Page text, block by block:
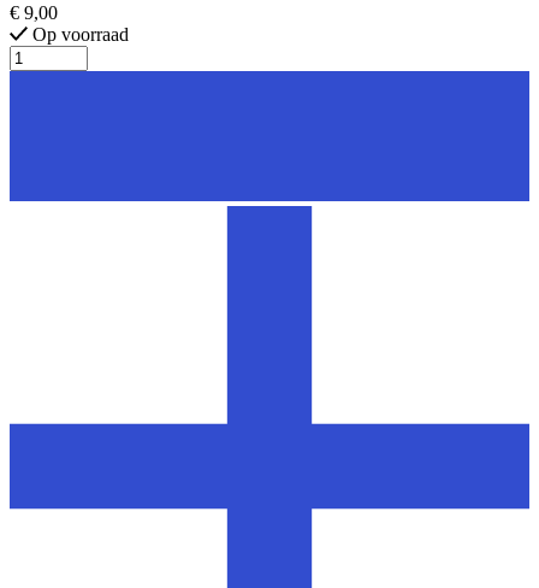
€ 9,00
Op voorraad